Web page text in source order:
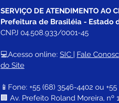
SERVIÇO DE ATENDIMENTO AO
Prefeitura de Brasiléia - Estado
CNPJ 04.508.933/0001-45
💻Acesso online: SIC | Fale
do Site
📱Fone: +55 (68) 3546-4402 ou
🏢 Av. Prefeito Roland Moreira, nº